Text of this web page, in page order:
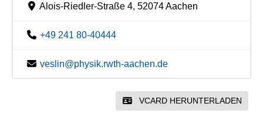
Alois-Riedler-Straße 4, 52074 Aachen
+49 241 80-40444
veslin@physik.rwth-aachen.de
VCARD HERUNTERLADEN